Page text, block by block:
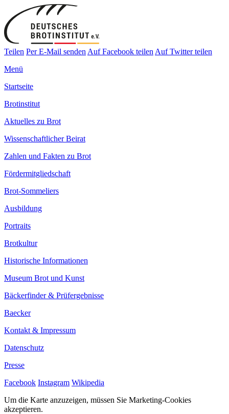
Teilen Per E-Mail senden Auf Facebook teilen Auf Twitter teilen
Menü
Startseite
Brotinstitut
Aktuelles zu Brot
Wissenschaftlicher Beirat
Zahlen und Fakten zu Brot
Fördermitgliedschaft
Brot-Sommeliers
Ausbildung
Portraits
Brotkultur
Historische Informationen
Museum Brot und Kunst
Bäckerfinder & Prüfergebnisse
Baecker
Kontakt & Impressum
Datenschutz
Presse
Facebook Instagram Wikipedia
Um die Karte anzuzeigen, müssen Sie Marketing-Cookies
akzeptieren.